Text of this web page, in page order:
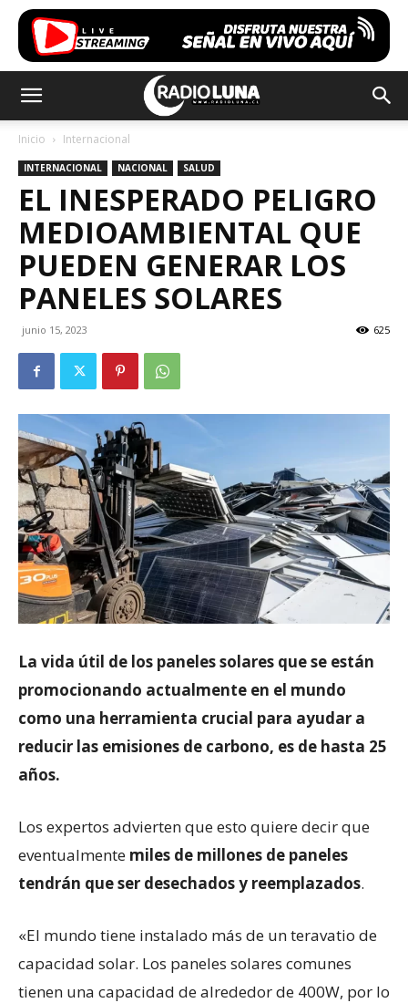
Inicio Internacional
INTERNACIONAL NACIONAL SALUD
EL INESPERADO PELIGRO
MEDIOAMBIENTAL QUE
PUEDEN GENERAR LOS
PANELES SOLARES
junio 15, 2023 625
La vida útil de los paneles solares que se están
promocionando actualmente en el mundo
como una herramienta crucial para ayudar a
reducir las emisiones de carbono, es de hasta 25
años.
Los expertos advierten que esto quiere decir que
eventualmente miles de millones de paneles
tendrán que ser desechados y reemplazados.
«El mundo tiene instalado más de un teravatio de
capacidad solar. Los paneles solares comunes
tienen una capacidad de alrededor de 400W, por lo